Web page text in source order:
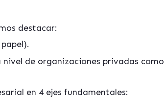
destacar:
de organizaciones privadas como
en 4 ejes fundamentales: